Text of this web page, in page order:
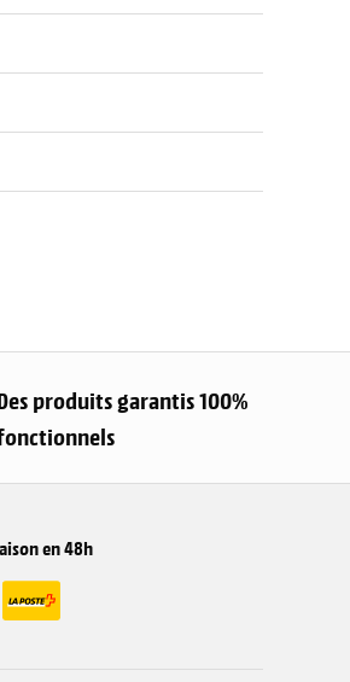
produits garantis 100%
en 48h